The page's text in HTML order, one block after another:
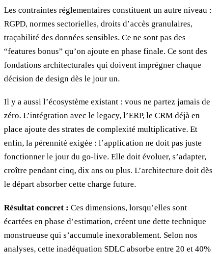
Les contraintes réglementaires constituent un autre niveau :
RGPD, normes sectorielles, droits d’accès granulaires,
traçabilité des données sensibles. Ce ne sont pas des
“features bonus” qu’on ajoute en phase finale. Ce sont des
fondations architecturales qui doivent imprégner chaque
décision de design dès le jour un.
Il y a aussi l’écosystème existant : vous ne partez jamais de
zéro. L’intégration avec le legacy, l’ERP, le CRM déjà en
place ajoute des strates de complexité multiplicative. Et
enfin, la pérennité exigée : l’application ne doit pas juste
fonctionner le jour du go-live. Elle doit évoluer, s’adapter,
croître pendant cinq, dix ans ou plus. L’architecture doit dès
le départ absorber cette charge future.
Résultat concret : Ces dimensions, lorsqu’elles sont
écartées en phase d’estimation, créent une dette technique
monstrueuse qui s’accumule inexorablement. Selon nos
analyses, cette inadéquation SDLC absorbe entre 20 et 40%